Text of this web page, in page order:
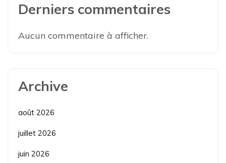
Derniers commentaires
Aucun commentaire à afficher.
Archive
août 2026
juillet 2026
juin 2026